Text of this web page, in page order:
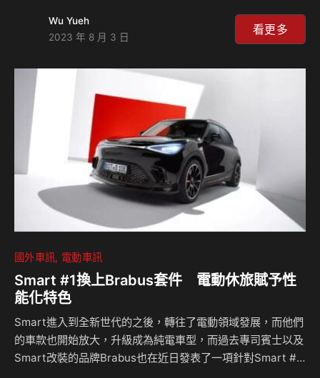
特斯拉Tesla也積極研發，現在更直接花了7,600萬美金收購德
國無線充電公司Wiferion，將讓無線充電更快導入電動車世界
購了一家德國專門研發無線充電技術的公司Wiferion，但是在
這份聲明當中並沒有提到收購金額，不過從特斯拉最新的財報
當中可以發現業務合併的項目內，有一筆7,600萬美金，折合
台幣約24億元的支出，因此據信…
Wu Yueh
2023 年 8 月 3 日
看更多
國外車訊 電動車訊
Smart #1換上Brabus套件 電動休旅賦予性
能化特色
Smart進入到全新世代的之後，轉往了電動領域發展，而他們
的車款也開始放大，升級成為純電車型，而過去專司賓士以及
Smart改裝的品牌Brabus也在近日發表了一項針對Smart #1